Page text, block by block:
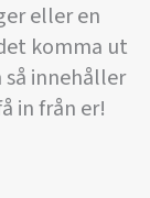
eller en
komma ut
innehåller
in från er!